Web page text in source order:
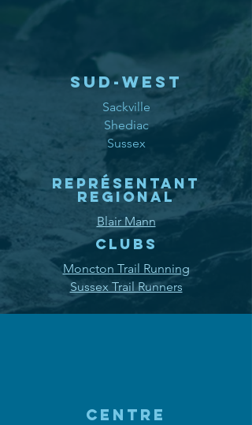
SUD-West
Sackville
Shediac
Sussex
REPRÉSENTANT
REGIONAL
Blair Mann
clubs
Moncton Trail Running
Sussex Trail Runners
CENTRE